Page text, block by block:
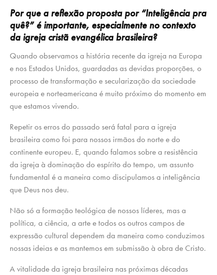
Por que a reflexão proposta por “Inteligência pra
quê?” é importante, especialmente no contexto
da igreja cristã evangélica brasileira?
Quando observamos a história recente da igreja na Europa
e nos Estados Unidos, guardadas as devidas proporções, o
processo de transformação e secularização da sociedade
europeia e norteamericana é muito próximo do momento em
que estamos vivendo.
Repetir os erros do passado será fatal para a igreja
brasileira como foi para nossos irmãos do norte e do
continente europeu. E, quando falamos sobre a resistência
da igreja à dominação do espírito do tempo, um assunto
fundamental é a maneira como discipulamos a inteligência
que Deus nos deu.
Não só a formação teológica de nossos líderes, mas a
política, a ciência, a arte e todos os outros campos de
expressão cultural dependem da maneira como conduzimos
nossas ideias e as mantemos em submissão à obra de Cristo.
A vitalidade da igreja brasileira nas próximas décadas